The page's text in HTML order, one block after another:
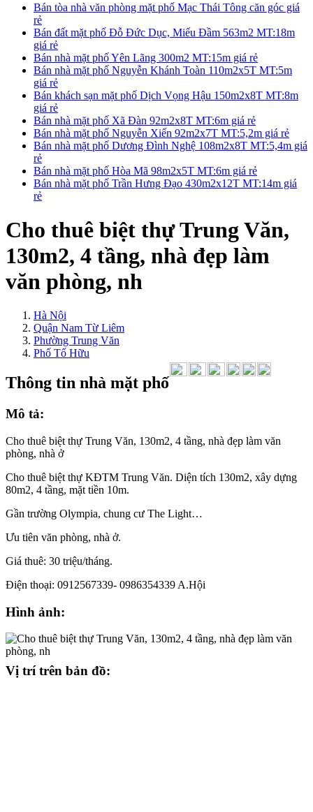
Bán tòa nhà văn phòng mặt phố Mạc Thái Tông căn góc giá
rẻ
Bán đất mặt phố Đỗ Đức Dục, Miếu Đầm 563m2 MT:18m
giá rẻ
Bán nhà mặt phố Yên Lãng 300m2 MT:15m giá rẻ
Bán nhà mặt phố Nguyễn Khánh Toàn 110m2x5T MT:5m
giá rẻ
Bán khách sạn mặt phố Dịch Vọng Hậu 150m2x8T MT:8m
giá rẻ
Bán nhà mặt phố Xã Đàn 92m2x8T MT:6m giá rẻ
Bán nhà mặt phố Nguyễn Xiển 92m2x7T MT:5,2m giá rẻ
Bán nhà mặt phố Dương Đình Nghệ 108m2x8T MT:5,4m giá
rẻ
Bán nhà mặt phố Hòa Mã 98m2x5T MT:6m giá rẻ
Bán nhà mặt phố Trần Hưng Đạo 430m2x12T MT:14m giá
rẻ
Cho thuê biệt thự Trung Văn,
130m2, 4 tầng, nhà đẹp làm
văn phòng, nh
Hà Nội
Quận Nam Từ Liêm
Phường Trung Văn
Phố Tố Hữu
Thông tin nhà mặt phố
Mô tả:
Cho thuê biệt thự Trung Văn, 130m2, 4 tầng, nhà đẹp làm văn
phòng, nhà ở
Cho thuê biệt thự KĐTM Trung Văn. Diện tích 130m2, xây dựng
80m2, 4 tầng, mặt tiền 10m.
Gần trường Olympia, chung cư The Light…
Ưu tiên văn phòng, nhà ở.
Giá thuê: 30 triệu/tháng.
Điện thoại: 0912567339- 0986354339 A.Hội
Hình ảnh:
Vị trí trên bản đồ: